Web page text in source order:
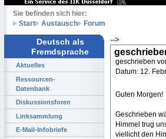
Sie befinden sich hier:
Start
Austausch Forum
Deutsch als
Fremdsprache
Aktuelles
Ressourcen-
Datenbank
Diskussionsforen
Linksammlung
E-Mail-Infobriefe
-->
geschrieben
Datum: 12.
Guten Morgen!
Geschrieben
Himmel trug
viellicht den